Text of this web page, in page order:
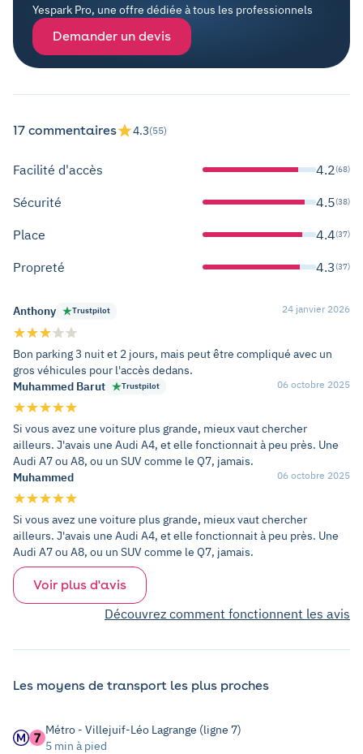
Yespark Pro, une offre dédiée à tous les professionnels
Demander un devis
17 commentaires 4.3(55)
Facilité d'accès 4.2(68)
Sécurité 4.5(38)
Place 4.4(37)
Propreté 4.3(37)
Anthony Trustpilot 24 janvier 2026
Bon parking 3 nuit et 2 jours, mais peut être compliqué avec un
gros véhicules pour l'accès dedans.
Muhammed Barut
Trustpilot 06 octobre 2025
Si vous avez une voiture plus grande, mieux vaut chercher
ailleurs. J'avais une Audi A4, et elle fonctionnait à peu près. Une
Audi A7 ou A8, ou un SUV comme le Q7, jamais.
Muhammed
06 octobre 2025
Si vous avez une voiture plus grande, mieux vaut chercher
ailleurs. J'avais une Audi A4, et elle fonctionnait à peu près. Une
Audi A7 ou A8, ou un SUV comme le Q7, jamais.
Voir plus d'avis
Découvrez comment fonctionnent les avis
Les moyens de transport les plus proches
Métro - Villejuif-Léo Lagrange (ligne 7)
5 min à pied